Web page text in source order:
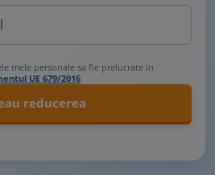
mele personale sa fie prelucrate in
UE 679/2016